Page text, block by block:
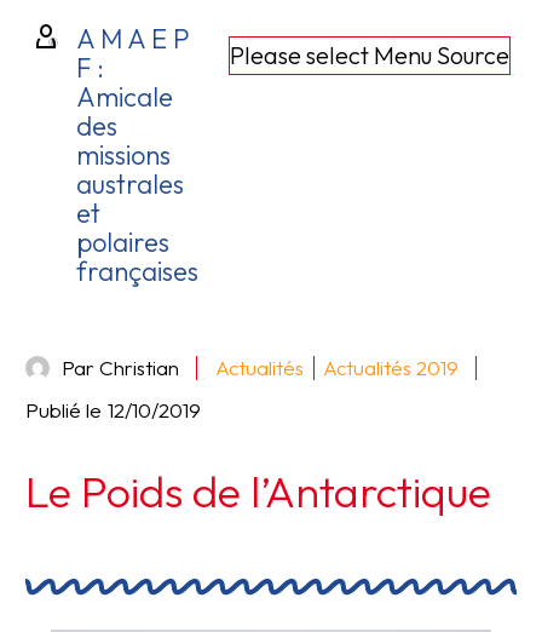
Please select Menu Source
A M A E P
F :
Amicale
des
missions
australes
et
polaires
françaises
Par Christian Actualités
Actualités 2019
Publié le 12/10/2019
Le Poids de l’Antarctique